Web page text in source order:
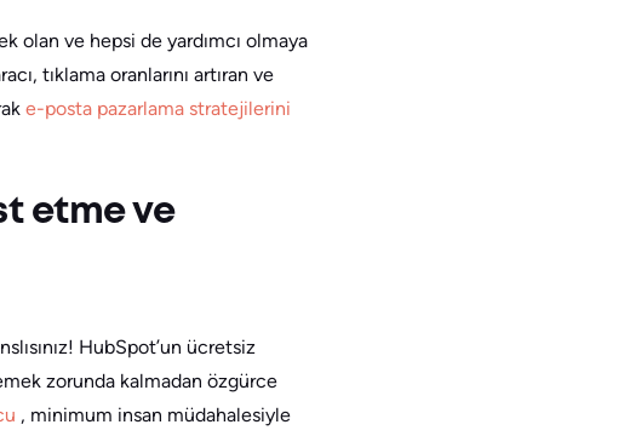
olan ve hepsi de yardımcı olmaya
tıklama oranlarını artıran ve
e-posta pazarlama stratejilerini
etme ve
HubSpot’un ücretsiz
zorunda kalmadan özgürce
, minimum insan müdahalesiyle